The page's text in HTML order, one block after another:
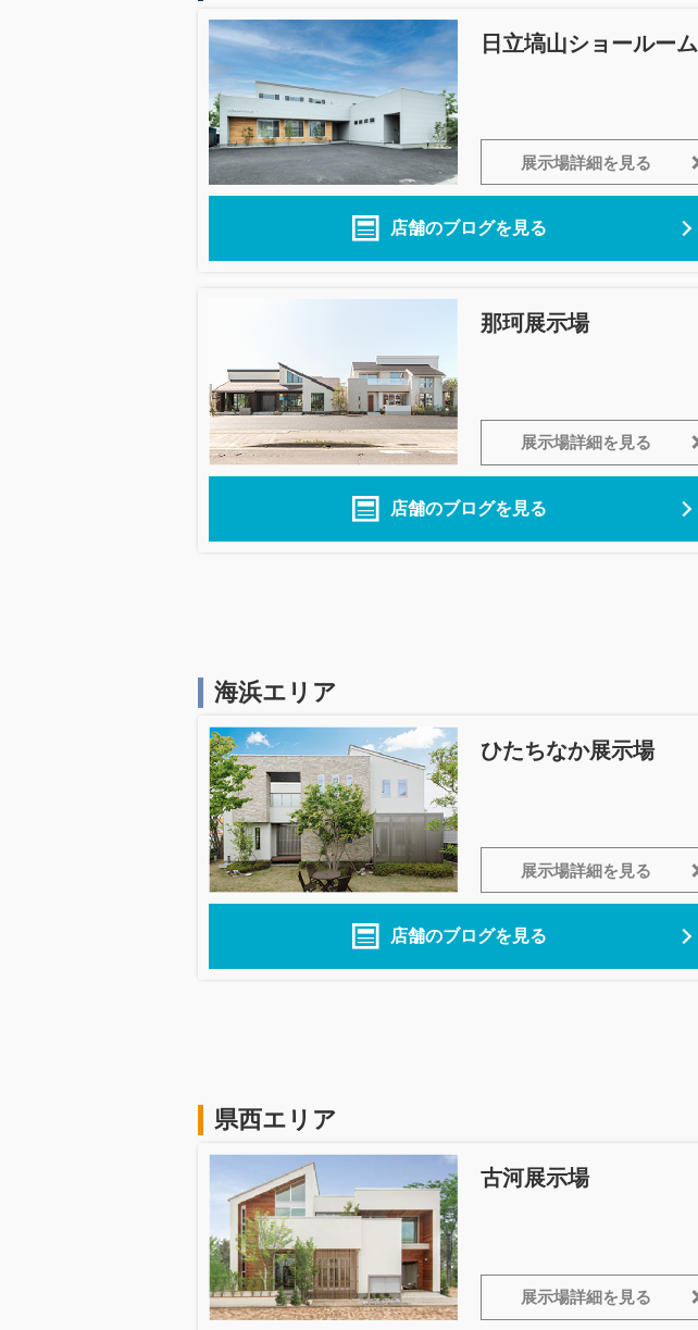
日立塙山ショールーム
展示場詳細を見る
店舗のブログを見る
那珂展示場
展示場詳細を見る
店舗のブログを見る
海浜エリア
ひたちなか展示場
展示場詳細を見る
店舗のブログを見る
県西エリア
古河展示場
展示場詳細を見る